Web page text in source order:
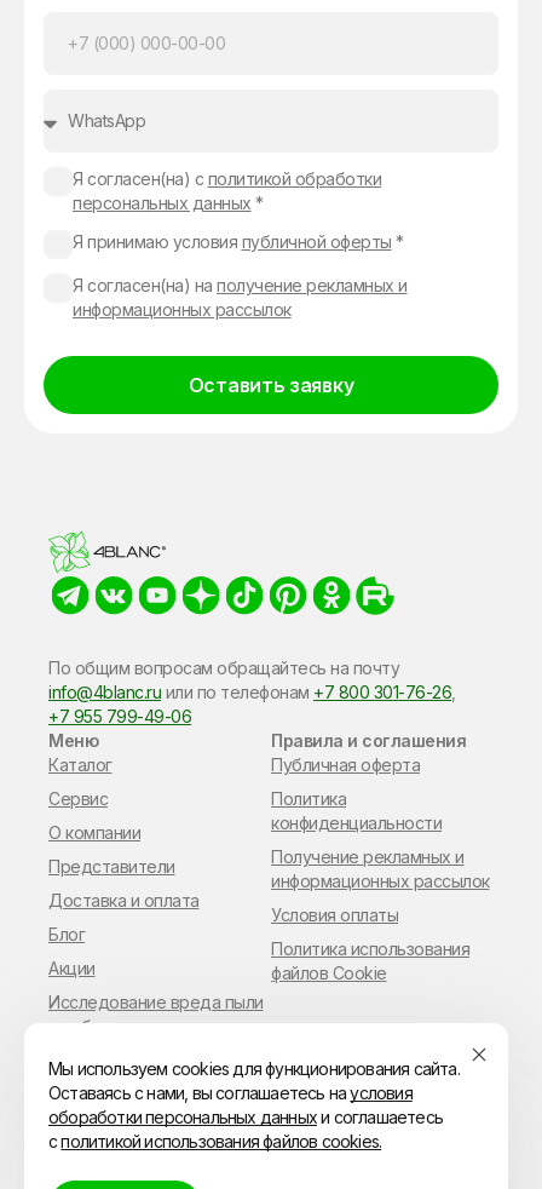
Я согласен(на) с политикой обработки
персональных данных *
Я принимаю условия публичной оферты *
Я согласен(на) на получение рекламных и
информационных рассылок
Оставить заявку
По общим вопросам обращайтесь на почту
info@4blanc.ru или по​ телефонам +7 800 301-76-26
+7 955 799-49-06
Меню
Каталог
Сервис
О компании
Представители
Доставка и оплата
Блог
Акции
Исследование вреда пыли
в работе мастера
Правила и соглашения
Публичная оферта
Политика
конфиденциальности
Получение рекламных и
информационных рассылок
Условия оплаты
Политика использования
файлов Cookie
© ИП Владимиров Павел Геннадьевич
Мы используем cookies для функционирования сайта.
Оставаясь с нами, вы соглашаетесь наусловия
обоработки персональных данныхи соглашаетесь
сполитикой использования файлов cookies.